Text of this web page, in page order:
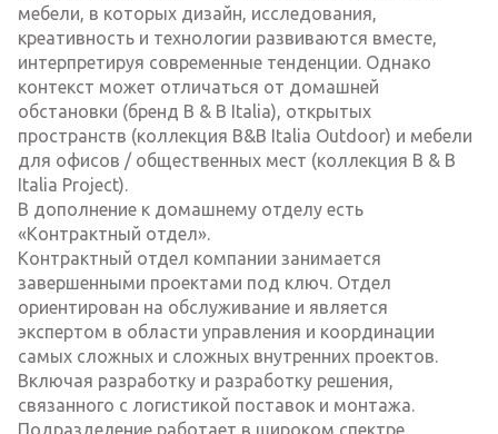
мебели, в которых дизайн, исследования,
креативность и технологии развиваются вместе,
интерпретируя современные тенденции. Однако
контекст может отличаться от домашней
обстановки (бренд B & B Italia), открытых
пространств (коллекция B&B Italia Outdoor) и мебели
для офисов / общественных мест (коллекция B & B
Italia Project).
В дополнение к домашнему отделу есть
«Контрактный отдел».
Контрактный отдел компании занимается
завершенными проектами под ключ. Отдел
ориентирован на обслуживание и является
экспертом в области управления и координации
самых сложных и сложных внутренних проектов.
Включая разработку и разработку решения,
связанного с логистикой поставок и монтажа.
Подразделение работает в широком спектре